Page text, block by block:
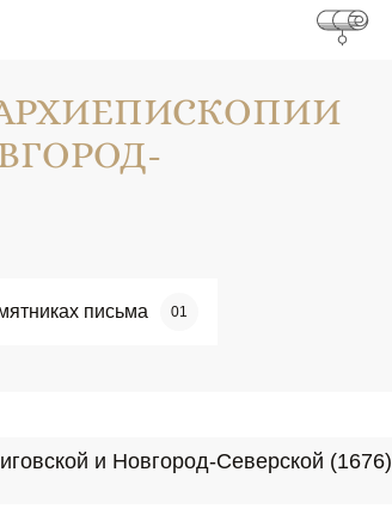
письма 01
и Новгород-Северской (1676)